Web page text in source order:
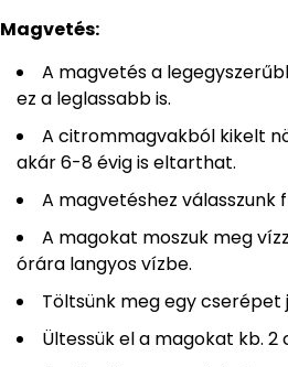
Magvetés:
A magvetés a
ez a leglassabb is.
A citrommagvakból kikelt
akár 6-8 évig is eltarthat.
A magvetéshez válasszunk
A magokat moszuk meg
órára langyos vízbe.
Töltsünk meg egy cserépet
Ültessük el a magokat kb. 2